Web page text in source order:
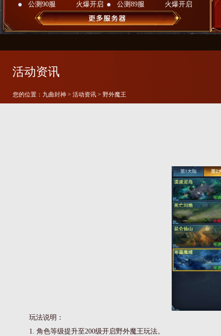
公测90服
火爆开启 公测89服 火爆开启
活动资讯
您的位置： 九曲封神 > 活动资讯 > 野外魔王
玩法说明：
1. 角色等级提升至200级开启野外魔王玩法。